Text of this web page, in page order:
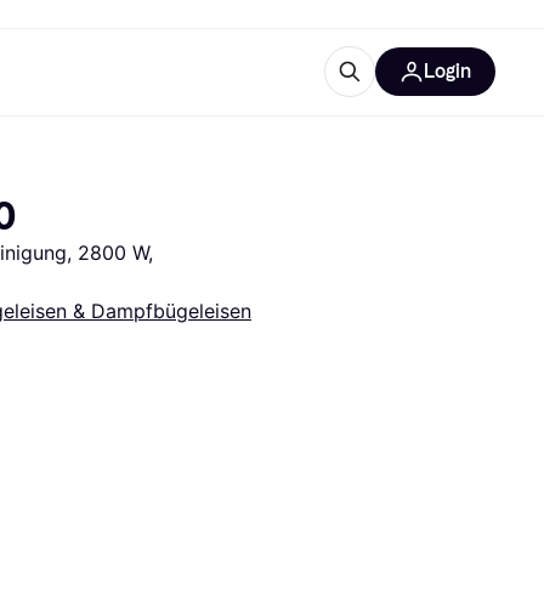
Artikel
Login
2800 W,
& Dampfbügeleisen